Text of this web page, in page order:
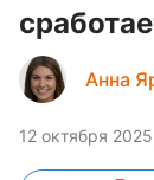
Анна
12 октября